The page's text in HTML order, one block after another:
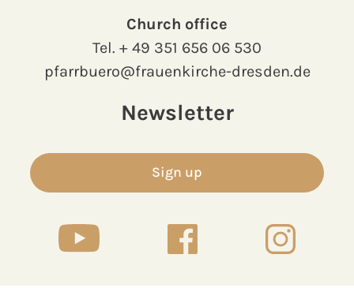
Church office
Tel. + 49 351 656 06 530
pfarrbuero@frauenkirche-dresden.de
Newsletter
Sign up